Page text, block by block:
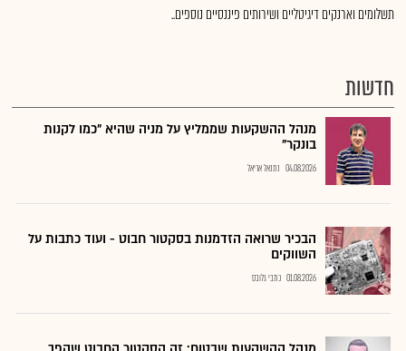
תשלומים וארנקים דיגיטליים ושירותים פיננסיים נוספים..
חדשות
מנהל ההשקעות שממליץ על מניה שהיא "כמו לקנות
בונקר"
04.08.2026 נתנאל אריאל
הבכיר שרואה הזדמנות בסקטור חבוט - ועוד כתבות על
השווקים
01.08.2026 כתבי גלובס